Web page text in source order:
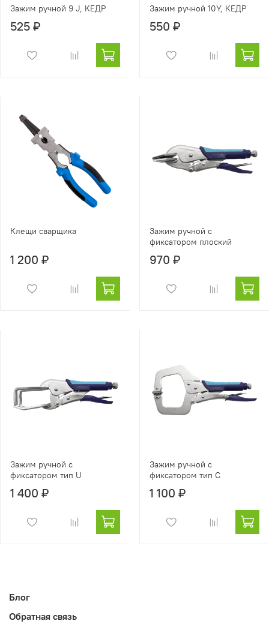
Зажим ручной 9 J, КЕДР
525 ₽
Зажим ручной 10Y, КЕДР
550 ₽
Клещи сварщика
1 200 ₽
Зажим ручной с
фиксатором плоский
970 ₽
Зажим ручной с
фиксатором тип U
1 400 ₽
Зажим ручной с
фиксатором тип С
1 100 ₽
Блог
Обратная связь